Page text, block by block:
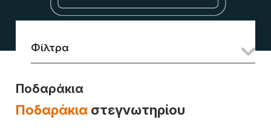
Φίλτρα
Ποδαράκια
Ποδαράκια στεγνωτηρίου